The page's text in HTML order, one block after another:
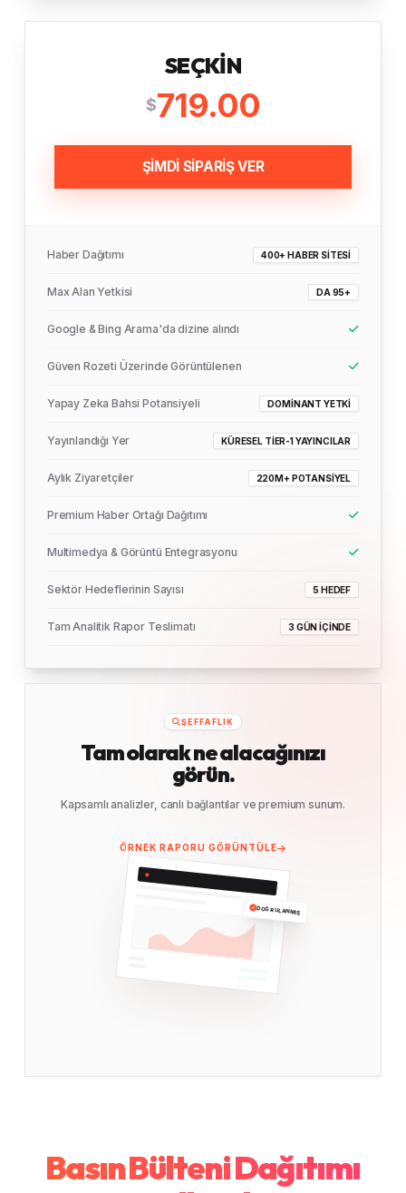
SEÇKIN
$719.00
ŞİMDİ SİPARİŞ VER
Haber Dağıtımı 400+ HABER SITESI
Max Alan Yetkisi DA 95+
Google & Bing Arama'da dizine alındı
Güven Rozeti Üzerinde Görüntülenen
Yapay Zeka Bahsi Potansiyeli DOMINANT YETKI
Yayınlandığı Yer KÜRESEL TIER-1 YAYINCILAR
Aylık Ziyaretçiler 220M+ POTANSIYEL
Premium Haber Ortağı Dağıtımı
Multimedya & Görüntü Entegrasyonu
Sektör Hedeflerinin Sayısı 5 HEDEF
Tam Analitik Rapor Teslimatı 3 GÜN İÇINDE
ŞEFFAFLIK
Tam olarak ne alacağınızı
görün.
Kapsamlı analizler, canlı bağlantılar ve premium sunum.
ÖRNEK RAPORU GÖRÜNTÜLE
DOĞRULANMIŞ
Basın Bülteni Dağıtımı